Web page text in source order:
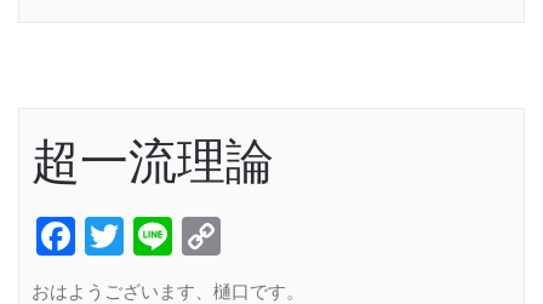
超一流理論
Facebook
Twitter
Line
Link
おはようございます、樋口です。